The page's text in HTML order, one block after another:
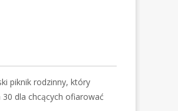
piknik rodzinny, który
dla chcących ofiarować